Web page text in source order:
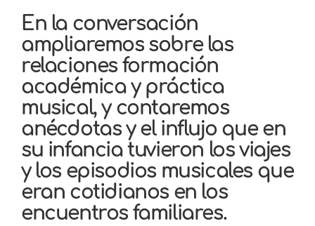
En la conversación
ampliaremos sobre las
relaciones formación
académica y práctica
musical, y contaremos
anécdotas y el influjo que en
su infancia tuvieron los viajes
y los episodios musicales que
eran cotidianos en los
encuentros familiares.